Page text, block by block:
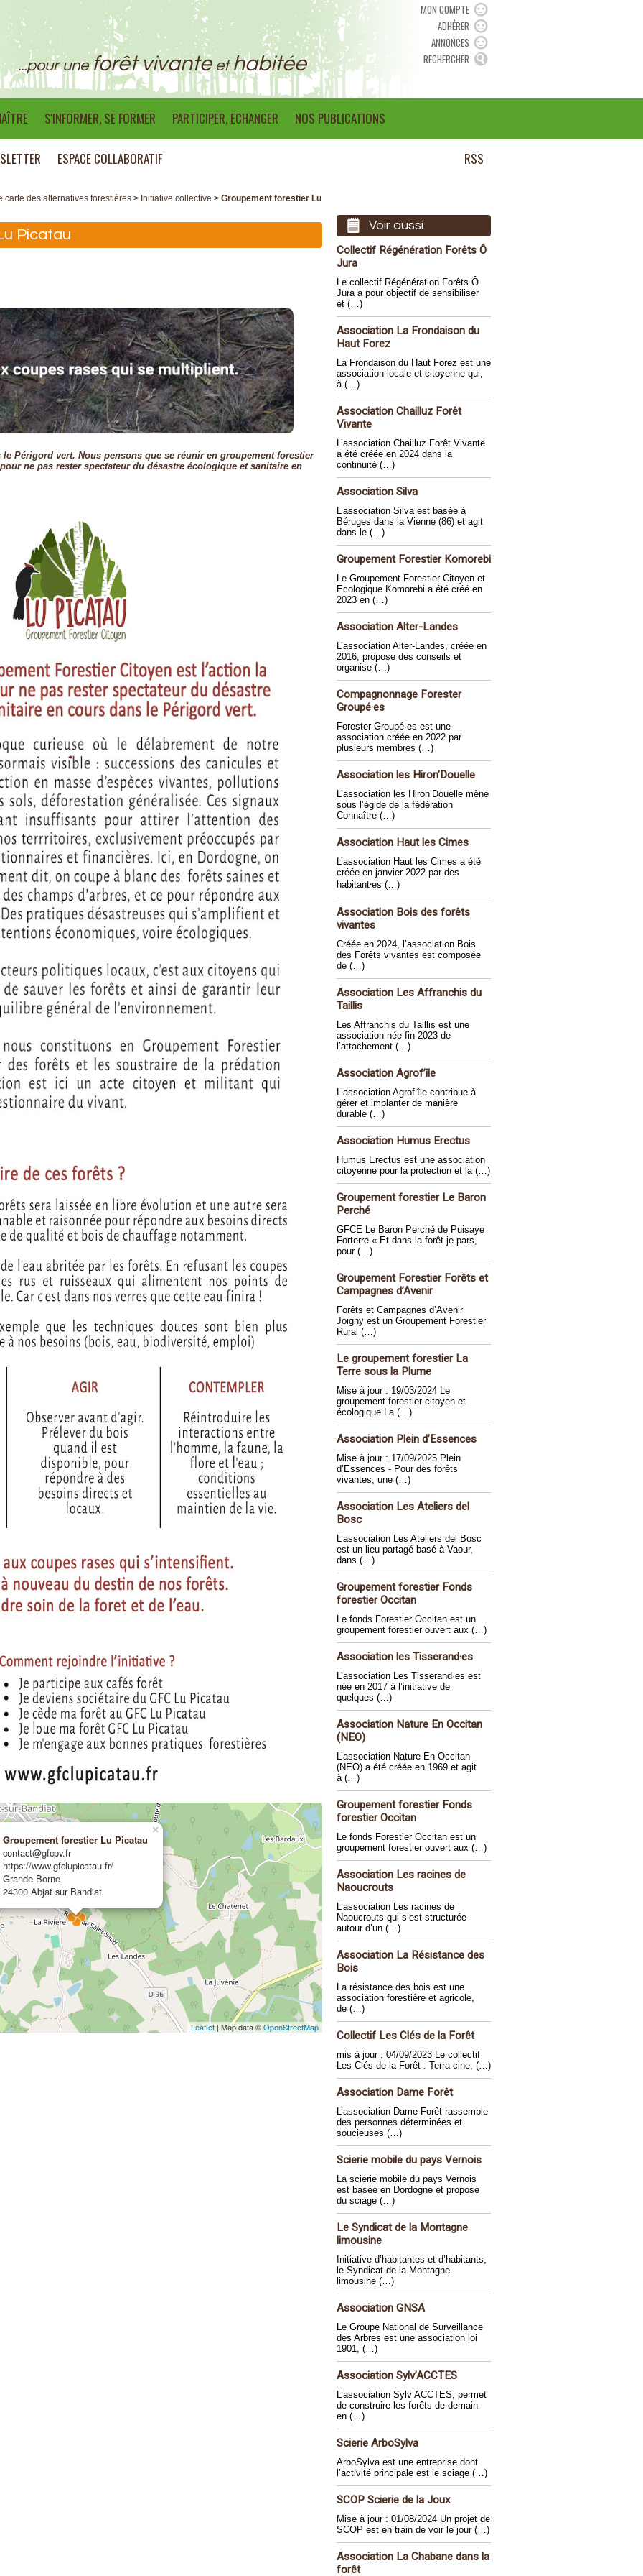
...pour uneforêt vivanteethabitée
MON COMPTE
ADHÉRER
ANNONCES
RECHERCHER
S'INFORMER, SE FORMER PARTICIPER, ECHANGER NOS PUBLICATIONS
ESPACE COLLABORATIF RSS
carte des alternatives forestières > Initiative collective > Groupement forestier Lu
Picatau
Périgord vert. Nous pensons que se réunir en groupement forestier
ne pas rester spectateur du désastre écologique et sanitaire en
×
Groupement forestier Lu Picatau
contact@gfcpv.fr
https://www.gfclupicatau.fr/
Grande Borne
24300 Abjat sur Bandiat
Leaflet | Map data ©OpenStreetMap
Voir aussi
Collectif Régénération Forêts Ô
Jura
Le collectif Régénération Forêts Ô
Jura a pour objectif de sensibiliser
et (…)
Association La Frondaison du
Haut Forez
La Frondaison du Haut Forez est une
association locale et citoyenne qui,
à (…)
Association Chailluz Forêt
Vivante
L’association Chailluz Forêt Vivante
a été créée en 2024 dans la
continuité (…)
Association Silva
L’association Silva est basée à
Béruges dans la Vienne (86) et agit
dans le (…)
Groupement Forestier Komorebi
Le Groupement Forestier Citoyen et
Ecologique Komorebi a été créé en
2023 en (…)
Association Alter-Landes
L’association Alter-Landes, créée en
2016, propose des conseils et
organise (…)
Compagnonnage Forester
Groupé·es
Forester Groupé·es est une
association créée en 2022 par
plusieurs membres (…)
Association les Hiron’Douelle
L’association les Hiron’Douelle mène
sous l’égide de la fédération
Connaître (…)
Association Haut les Cimes
L’association Haut les Cimes a été
créée en janvier 2022 par des
habitant⸱es (…)
Association Bois des forêts
vivantes
Créée en 2024, l’association Bois
des Forêts vivantes est composée
de (…)
Association Les Affranchis du
Taillis
Les Affranchis du Taillis est une
association née fin 2023 de
l’attachement (…)
Association Agrof’île
L’association Agrof’île contribue à
gérer et implanter de manière
durable (…)
Association Humus Erectus
Humus Erectus est une association
citoyenne pour la protection et la (…)
Groupement forestier Le Baron
Perché
GFCE Le Baron Perché de Puisaye
Forterre « Et dans la forêt je pars,
pour (…)
Groupement Forestier Forêts et
Campagnes d’Avenir
Forêts et Campagnes d’Avenir
Joigny est un Groupement Forestier
Rural (…)
Le groupement forestier La
Terre sous la Plume
Mise à jour : 19/03/2024 Le
groupement forestier citoyen et
écologique La (…)
Association Plein d’Essences
Mise à jour : 17/09/2025 Plein
d’Essences - Pour des forêts
vivantes, une (…)
Association Les Ateliers del
Bosc
L’association Les Ateliers del Bosc
est un lieu partagé basé à Vaour,
dans (…)
Groupement forestier Fonds
forestier Occitan
Le fonds Forestier Occitan est un
groupement forestier ouvert aux (…)
Association les Tisserand·es
L’association Les Tisserand·es est
née en 2017 à l’initiative de
quelques (…)
Association Nature En Occitan
(NEO)
L’association Nature En Occitan
(NEO) a été créée en 1969 et agit
à (…)
Groupement forestier Fonds
forestier Occitan
Le fonds Forestier Occitan est un
groupement forestier ouvert aux (…)
Association Les racines de
Naoucrouts
L’association Les racines de
Naoucrouts qui s’est structurée
autour d’un (…)
Association La Résistance des
Bois
La résistance des bois est une
association forestière et agricole,
de (…)
Collectif Les Clés de la Forêt
mis à jour : 04/09/2023 Le collectif
Les Clés de la Forêt : Terra-cine, (…)
Association Dame Forêt
L’association Dame Forêt rassemble
des personnes déterminées et
soucieuses (…)
Scierie mobile du pays Vernois
La scierie mobile du pays Vernois
est basée en Dordogne et propose
du sciage (…)
Le Syndicat de la Montagne
limousine
Initiative d’habitantes et d’habitants,
le Syndicat de la Montagne
limousine (…)
Association GNSA
Le Groupe National de Surveillance
des Arbres est une association loi
1901, (…)
Association Sylv’ACCTES
L’association Sylv’ACCTES, permet
de construire les forêts de demain
en (…)
Scierie ArboSylva
ArboSylva est une entreprise dont
l’activité principale est le sciage (…)
SCOP Scierie de la Joux
Mise à jour : 01/08/2024 Un projet de
SCOP est en train de voir le jour (…)
Association La Chabane dans la
forêt